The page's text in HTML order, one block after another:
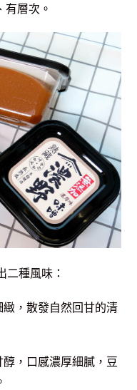
有層次。
二種風味：
，散發自然回甘的清
，口感濃厚細膩，豆